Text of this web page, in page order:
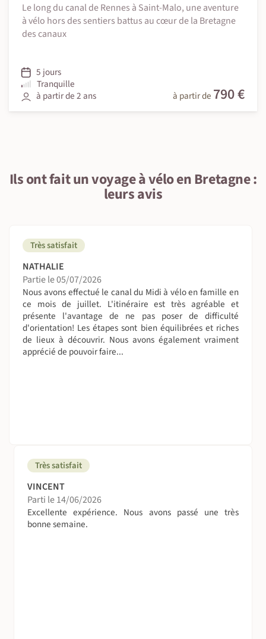
Le long du canal de Rennes à Saint-Malo, une aventure
à vélo hors des sentiers battus au cœur de la Bretagne
des canaux
5 jours
Tranquille
à partir de 2 ans
à partir de 790 €
Ils ont fait un voyage à vélo en Bretagne :
leurs avis
Très satisfait
NATHALIE
Partie le 05/07/2026
Nous avons effectué le canal du Midi à vélo en famille en
ce mois de juillet. L'itinéraire est très agréable et
présente l'avantage de ne pas poser de difficulté
d'orientation! Les étapes sont bien équilibrées et riches
de lieux à découvrir. Nous avons également vraiment
apprécié de pouvoir faire...
Très satisfait
VINCENT
Parti le 14/06/2026
Excellente expérience. Nous avons passé une très
bonne semaine.